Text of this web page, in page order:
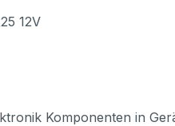
12V
Komponenten in